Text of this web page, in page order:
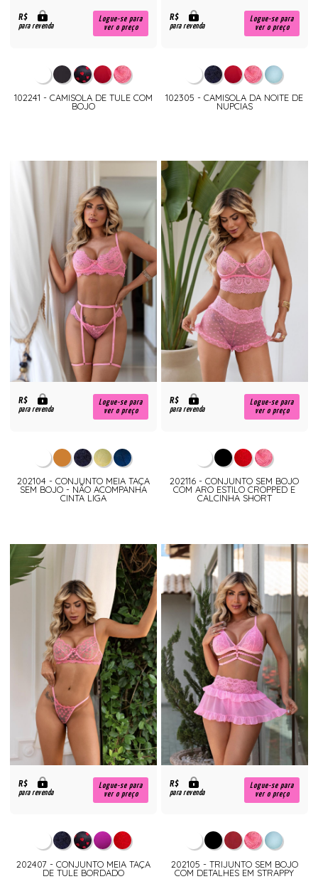
R$
para revenda
Logue-se para
ver o preço
102241 - CAMISOLA DE TULE COM
BOJO
R$
para revenda
Logue-se para
ver o preço
102305 - CAMISOLA DA NOITE DE
NUPCIAS
R$
para revenda
Logue-se para
ver o preço
202104 - CONJUNTO MEIA TAÇA
SEM BOJO - NÃO ACOMPANHA
CINTA LIGA
R$
para revenda
Logue-se para
ver o preço
202116 - CONJUNTO SEM BOJO
COM ARO ESTILO CROPPED E
CALCINHA SHORT
R$
para revenda
Logue-se para
ver o preço
202407 - CONJUNTO MEIA TAÇA
DE TULE BORDADO
R$
para revenda
Logue-se para
ver o preço
202105 - TRIJUNTO SEM BOJO
COM DETALHES EM STRAPPY